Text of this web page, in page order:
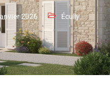
2026 Écully